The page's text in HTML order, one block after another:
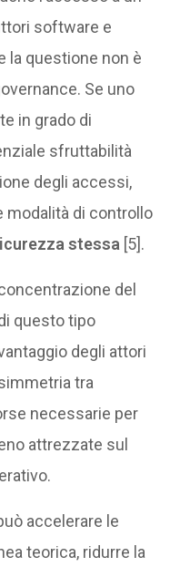
software e
la questione non è
Se uno
in grado di
sfruttabilità
degli accessi,
modalità di controllo
stessa [5].
del
questo tipo
degli attori
tra
necessarie per
attrezzate sul
accelerare le
teorica, ridurre la